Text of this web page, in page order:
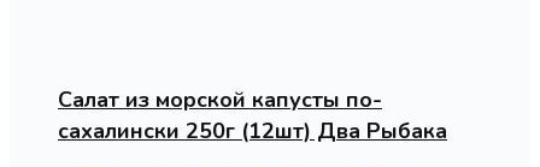
Салат из морской капусты по-
сахалински 250г (12шт) Два Рыбака